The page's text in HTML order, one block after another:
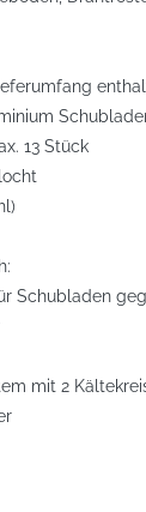
13 Stück
Schubladen
mit 2